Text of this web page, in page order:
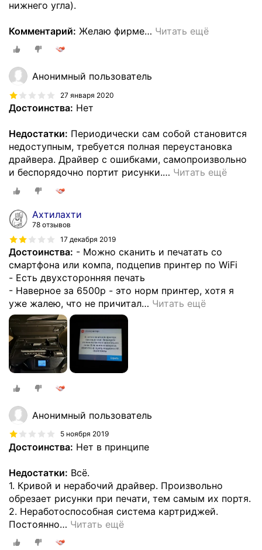
нижнего угла).
Комментарий: Желаю фирме… Читать ещё
Анонимный пользователь
27 января 2020
Достоинства: Нет
Недостатки: Периодически сам собой становится
недоступным, требуется полная переустановка
драйвера. Драйвер с ошибками, самопроизвольно
и беспорядочно портит рисунки.… Читать ещё
Ахтилахти
78 отзывов
17 декабря 2019
Достоинства: - Можно сканить и печатать со
смартфона или компа, подцепив принтер по WiFi
- Есть двухсторонняя печать
- Наверное за 6500р - это норм принтер, хотя я
уже жалею, что не причитал… Читать ещё
Анонимный пользователь
5 ноября 2019
Достоинства: Нет в принципе
Недостатки: Всё.
1. Кривой и нерабочий драйвер. Произвольно
обрезает рисунки при печати, тем самым их портя.
2. Неработоспособная система картриджей.
Постоянно… Читать ещё